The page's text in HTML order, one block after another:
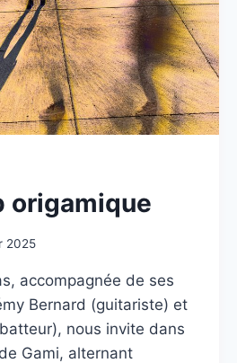
origamique
2025
accompagnée de ses
Bernard (guitariste) et
nous invite dans
Gami, alternant